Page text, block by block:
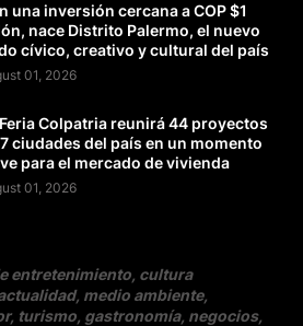
una inversión cercana a COP $1
nace Distrito Palermo, el nuevo
cívico, creativo y cultural del país
01, 2026
Colpatria reunirá 44 proyectos
ciudades del país en un momento
para el mercado de vivienda
01, 2026
entretenimiento, cultura
medio ambiente,
turismo, gastronomía, negocios,